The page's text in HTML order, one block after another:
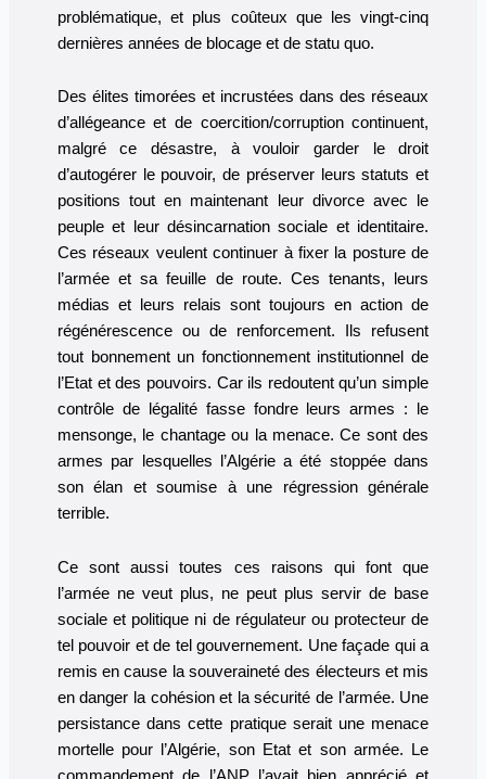
problématique, et plus coûteux que les vingt-cinq
dernières années de blocage et de statu quo.
Des élites timorées et incrustées dans des réseaux
d’allégeance et de coercition/corruption continuent,
malgré ce désastre, à vouloir garder le droit
d’autogérer le pouvoir, de préserver leurs statuts et
positions tout en maintenant leur divorce avec le
peuple et leur désincarnation sociale et identitaire.
Ces réseaux veulent continuer à fixer la posture de
l’armée et sa feuille de route. Ces tenants, leurs
médias et leurs relais sont toujours en action de
régénérescence ou de renforcement. Ils refusent
tout bonnement un fonctionnement institutionnel de
l’Etat et des pouvoirs. Car ils redoutent qu’un simple
contrôle de légalité fasse fondre leurs armes : le
mensonge, le chantage ou la menace. Ce sont des
armes par lesquelles l’Algérie a été stoppée dans
son élan et soumise à une régression générale
terrible.
Ce sont aussi toutes ces raisons qui font que
l’armée ne veut plus, ne peut plus servir de base
sociale et politique ni de régulateur ou protecteur de
tel pouvoir et de tel gouvernement. Une façade qui a
remis en cause la souveraineté des électeurs et mis
en danger la cohésion et la sécurité de l’armée. Une
persistance dans cette pratique serait une menace
mortelle pour l’Algérie, son Etat et son armée. Le
commandement de l’ANP l’avait bien apprécié et